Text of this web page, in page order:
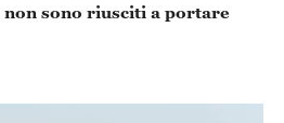
non sono riusciti a portare